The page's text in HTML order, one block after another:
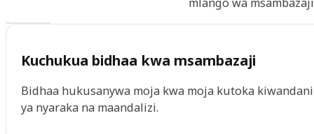
Kuchukua bidhaa kwa msambazaji
Bidhaa hukusanywa moja kwa moja kutoka
ya nyaraka na maandalizi.